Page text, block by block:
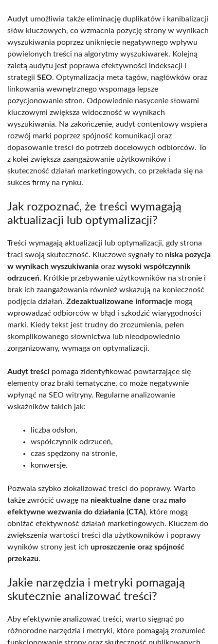
Audyt umożliwia także eliminację duplikatów i kanibalizacji
słów kluczowych, co wzmacnia pozycję strony w wynikach
wyszukiwania poprzez uniknięcie negatywnego wpływu
powielonych treści na algorytmy wyszukiwarek. Kolejną
zaletą audytu jest poprawa efektywności indeksacji i
strategii SEO. Optymalizacja meta tagów, nagłówków oraz
linkowania wewnętrznego wspomaga lepsze
pozycjonowanie stron. Odpowiednie nasycenie słowami
kluczowymi zwiększa widoczność w wynikach
wyszukiwania. Na zakończenie, audyt contentowy wspiera
rozwój marki poprzez spójność komunikacji oraz
dopasowanie treści do potrzeb docelowych odbiorców. To
z kolei zwiększa zaangażowanie użytkowników i
skuteczność działań marketingowych, co przekłada się na
sukces firmy na rynku.
Jak rozpoznać, że treści wymagają
aktualizacji lub optymalizacji?
Treści wymagają aktualizacji lub optymalizacji, gdy strona
traci swoją skuteczność. Kluczowe sygnały to niska pozycja
w wynikach wyszukiwania oraz wysoki współczynnik
odrzuceń. Krótkie przebywanie użytkowników na stronie i
brak ich zaangażowania również wskazują na konieczność
podjęcia działań. Zdezaktualizowane informacje mogą
wprowadzać odbiorców w błąd i szkodzić wiarygodności
marki. Kiedy tekst jest trudny do zrozumienia, pełen
skomplikowanego słownictwa lub nieodpowiednio
zorganizowany, wymaga on optymalizacji.
Audyt treści pomaga zidentyfikować powtarzające się
elementy oraz braki tematyczne, co może negatywnie
wpłynąć na SEO witryny. Regularne analizowanie
wskaźników takich jak:
liczba odsłon,
współczynnik odrzuceń,
czas spędzony na stronie,
konwersje.
Pozwala szybko zlokalizować treści do poprawy. Warto
także zwrócić uwagę na nieaktualne dane oraz mało
efektywne wezwania do działania (CTA), które mogą
obniżać efektywność działań marketingowych. Kluczem do
zwiększenia wartości treści dla użytkowników i poprawy
wyników strony jest ich uproszczenie oraz spójność
przekazu.
Jakie narzędzia i metryki pomagają
skutecznie analizować treści?
Aby efektywnie analizować treści, warto sięgnąć po
różnorodne narzędzia i metryki, które pomagają zrozumieć